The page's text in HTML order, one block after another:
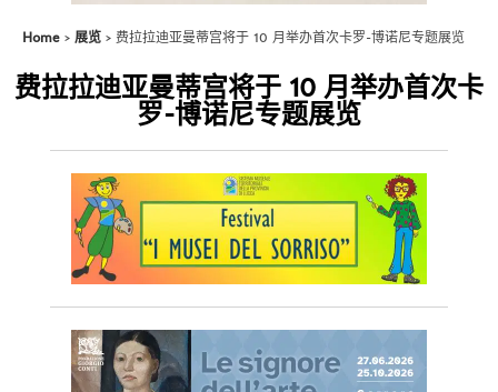
Home 展览 费拉拉迪亚曼蒂宫将于 10 月举办首次卡罗-博诺尼专题展览
费拉拉迪亚曼蒂宫将于 10 月举办首次卡
罗-博诺尼专题展览